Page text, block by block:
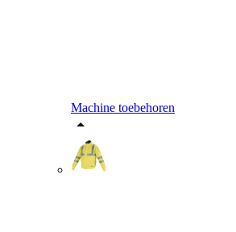
Machine toebehoren